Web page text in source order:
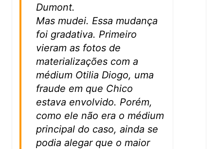
Dumont.
Mas mudei. Essa mudança
foi gradativa. Primeiro
vieram as fotos de
materializações com a
médium Otilia Diogo, uma
fraude em que Chico
estava envolvido. Porém,
como ele não era o médium
principal do caso, ainda se
podia alegar que o maior